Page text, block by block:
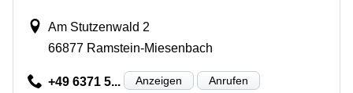
Am Stutzenwald 2
66877 Ramstein-Miesenbach
+49 6371 5... Anzeigen Anrufen